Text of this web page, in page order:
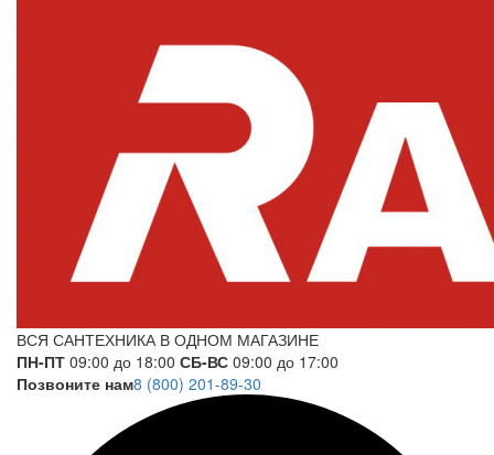
ВСЯ САНТЕХНИКА В ОДНОМ МАГАЗИНЕ
ПН-ПТ 09:00 до 18:00 СБ-ВС 09:00 до 17:00
Позвоните нам8 (800) 201-89-30